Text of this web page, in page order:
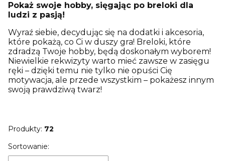
Pokaż swoje hobby, sięgając po breloki dla
ludzi z pasją!
Wyraź siebie, decydując się na dodatki i akcesoria,
które pokażą, co Ci w duszy gra! Breloki, które
zdradzą Twoje hobby, będą doskonałym wyborem!
Niewielkie rekwizyty warto mieć zawsze w zasięgu
ręki – dzięki temu nie tylko nie opuści Cię
motywacja, ale przede wszystkim – pokażesz innym
swoją prawdziwą twarz!
Produkty: 72
Lista produktów
Sortowanie: